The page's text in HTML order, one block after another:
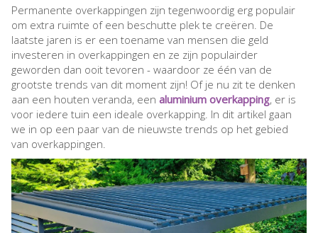
Permanente overkappingen zijn tegenwoordig erg populair
om extra ruimte of een beschutte plek te creëren. De
laatste jaren is er een toename van mensen die geld
investeren in overkappingen en ze zijn populairder
geworden dan ooit tevoren - waardoor ze één van de
grootste trends van dit moment zijn! Of je nu zit te denken
aan een houten veranda, een aluminium overkapping, er is
voor iedere tuin een ideale overkapping. In dit artikel gaan
we in op een paar van de nieuwste trends op het gebied
van overkappingen.